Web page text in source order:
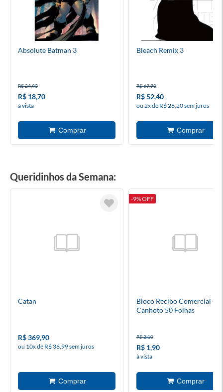
Absolute Batman 3
R$ 24,90
R$ 18,70
à vista
Bleach Remix 3
R$ 69,90
R$ 52,40
ou 2x de R$ 26,20 sem juros
Queridinhos da Semana:
Catan
R$ 369,90
ou 10x de R$ 36,99 sem juros
-9% OFF
Bloco Recibo Comercial
Canhoto 50 Folhas
R$ 2,10
R$ 1,90
à vista